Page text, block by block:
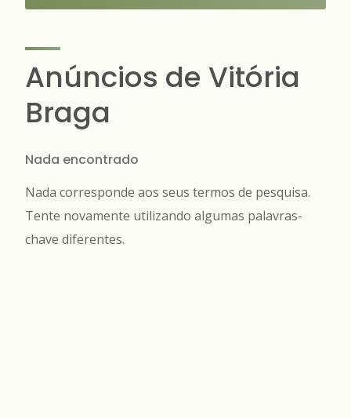
Anúncios de Vitória
Braga
Nada encontrado
Nada corresponde aos seus termos de pesquisa.
Tente novamente utilizando algumas palavras-
chave diferentes.